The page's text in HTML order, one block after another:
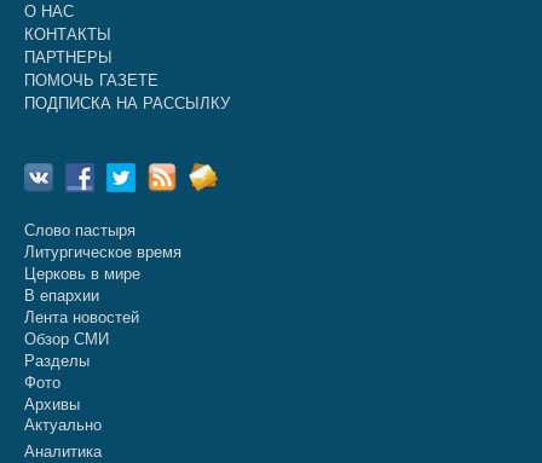
О НАС
КОНТАКТЫ
ПАРТНЕРЫ
ПОМОЧЬ ГАЗЕТЕ
ПОДПИСКА НА РАССЫЛКУ
Слово пастыря
Литургическое время
Церковь в мире
В епархии
Лента новостей
Обзор СМИ
Разделы
Фото
Архивы
Актуально
Аналитика